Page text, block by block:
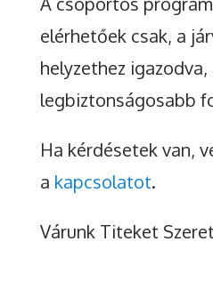
elérhetőek csak, a
helyzethez
legbiztonságosabb
Ha kérdésetek van,
a kapcsolatot.
Várunk Titeket